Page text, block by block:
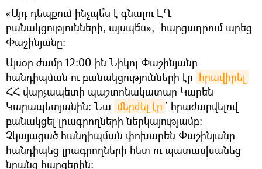
«Այդ դեպքում ինչպե՞ս է գնալու ԼՂ
բանակցությունների, այսպե՞ս»,- հարցադրում արեց
Փաշինյանը։
Այսօր ժամը 12։00-ին Նիկոլ Փաշինյանը
հանդիպման ու բանակցությունների էր հրավիրել
ՀՀ վարչապետի պաշտոնակատար Կարեն
Կարապետյանին։ Նա մերժել էր ` հրաժարվելով
բանակցել լրագրողների ներկայությամբ։
Չկայացած հանդիպման փոխարեն Փաշինյանը
հանդիպեց լրագրողների հետ ու պատասխանեց
նրանց հարցերին։